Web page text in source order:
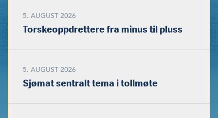
5. AUGUST 2026
Torskeoppdrettere fra minus til pluss
5. AUGUST 2026
Sjømat sentralt tema i tollmøte